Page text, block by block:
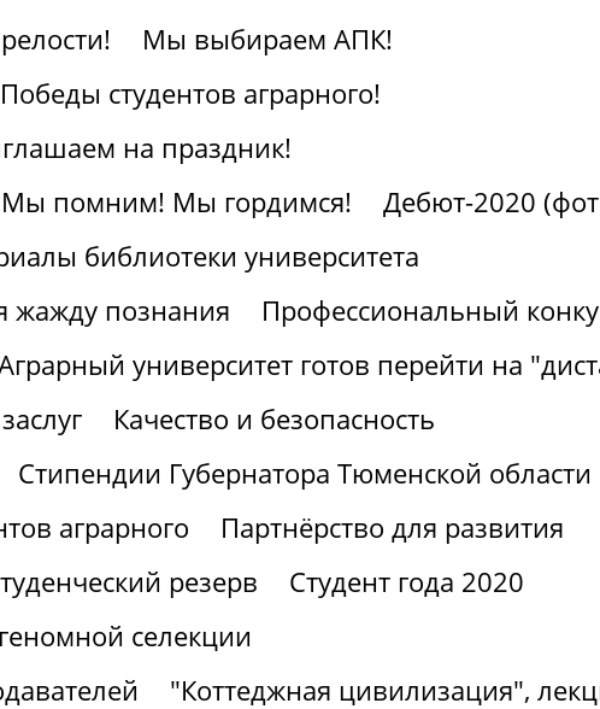
Мы выбираем АПК!
Победы студентов аграрного!
на праздник!
Мы помним! Мы гордимся!
Дебют-2020
библиотеки университета
жажду познания
Профессиональный
университет готов перейти на
Качество и безопасность
Стипендии Губернатора Тюменской области
аграрного
Партнёрство для развития
резерв
Студент года 2020
селекции
"Коттеджная цивилизация",